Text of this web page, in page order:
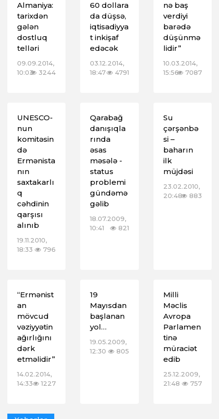
Almaniya:
tarixdən
gələn
dostluq
telləri
09.09.2014,
10:03
3244
60 dollara
da düşsə,
iqtisadiyya
t inkişaf
edəcək
03.12.2014,
18:47
4791
nə baş
verdiyi
barədə
düşünmə
lidir”
10.03.2014,
15:56 7087
UNESCO-
nun
komitəsin
də
Ermənista
nın
saxtakarlı
q
cəhdinin
qarşısı
alınıb
19.11.2010,
18:33
796
Qarabağ
danışıqla
rında
əsas
məsələ -
status
problemi
gündəmə
gəlib
18.07.2009,
10:41
821
Su
çərşənbə
si –
baharın
ilk
müjdəsi
23.02.2010,
20:48
883
“Ermənist
an
mövcud
vəziyyətin
ağırlığını
dərk
etməlidir”
14.02.2014,
14:33
1227
19
Mayısdan
başlanan
yol…
19.05.2009,
12:30
805
Milli
Məclis
Avropa
Parlamen
tinə
müraciət
edib
25.12.2009,
21:48
757